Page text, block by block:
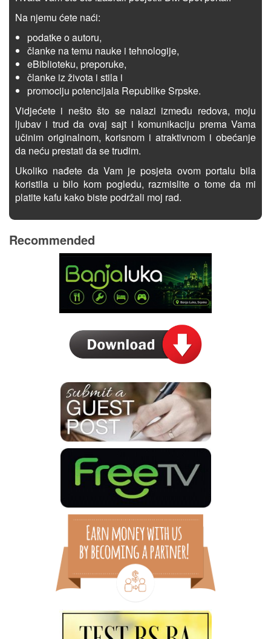
Na njemu ćete naći:
podatke o autoru,
članke na temu nauke i tehnologije,
eBiblioteku, preporuke,
članke iz života i stila i
promociju potencijala Republike Srpske.
Vidjećete i nešto što se nalazi između redova, moju
ljubav i trud da ovaj sajt i komunikaciju prema Vama
učinim originalnom, korisnom i atraktivnom i obećanje
da neću prestati da se trudim.
Ukoliko nađete da Vam je posjeta ovom portalu bila
koristila u bilo kom pogledu, razmislite o tome da mi
platite kafu kako biste podržali moj rad.
Recommended